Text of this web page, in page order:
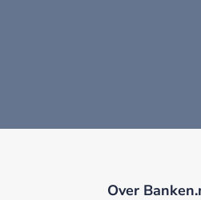
Over